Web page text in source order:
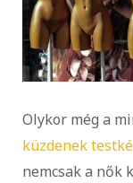
Olykor még a
küzdenek
nemcsak a nők